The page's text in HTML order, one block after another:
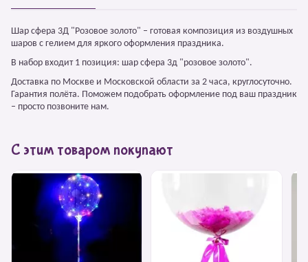
Шар сфера 3Д "Розовое золото" – готовая композиция из воздушных
шаров с гелием для яркого оформления праздника.
В набор входит 1 позиция: шар сфера 3д "розовое золото".
Доставка по Москве и Московской области за 2 часа, круглосуточно.
Гарантия полёта. Поможем подобрать оформление под ваш праздник
– просто позвоните нам.
С этим товаром покупают